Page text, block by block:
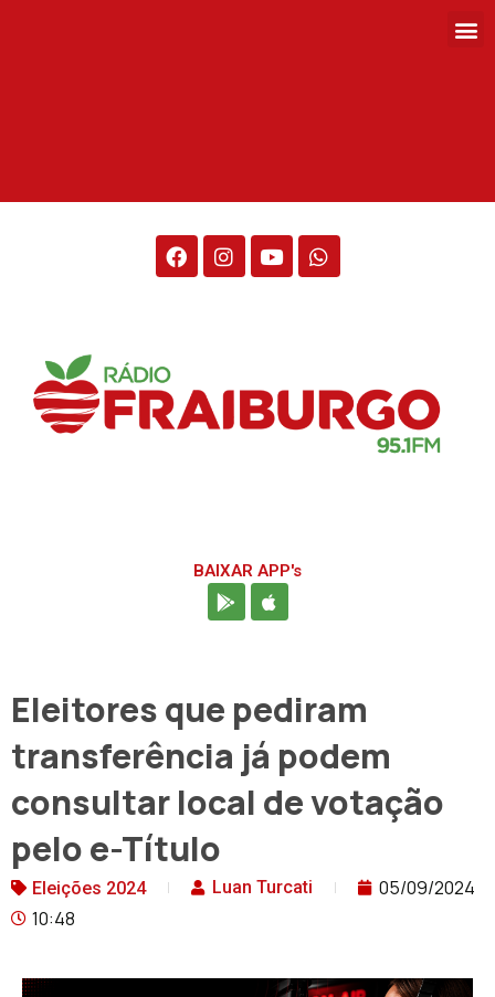
BAIXAR APP's
Eleitores que pediram
transferência já podem
consultar local de votação
pelo e-Título
Eleições 2024 Luan Turcati
05/09/2024
10:48